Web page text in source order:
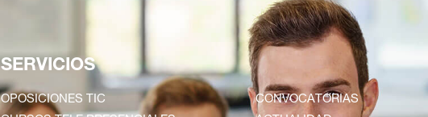
SERVICIOS
OPOSICIONES TIC
CONVOCATORIAS